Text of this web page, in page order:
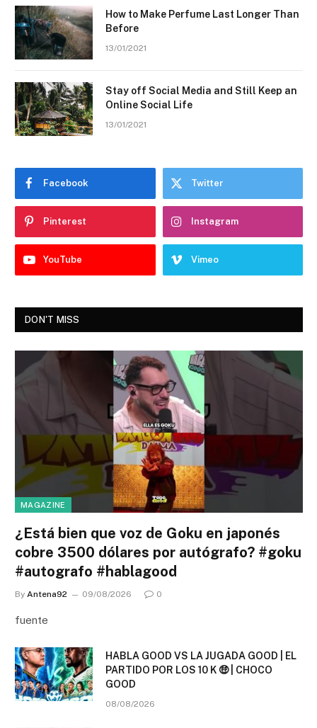
How to Make Perfume Last Longer Than
Before
13/01/2021
Stay off Social Media and Still Keep an
Online Social Life
13/01/2021
Facebook Twitter
Pinterest Instagram
YouTube Vimeo
DON'T MISS
MAGAZINE
¿Está bien que voz de Goku en japonés
cobre 3500 dólares por autógrafo? #goku
#autografo #hablagood
By Antena92 09/08/2026 0
fuente
HABLA GOOD VS LA JUGADA GOOD | EL
PARTIDO POR LOS 10 K 🤑 | CHOCO
GOOD
08/08/2026